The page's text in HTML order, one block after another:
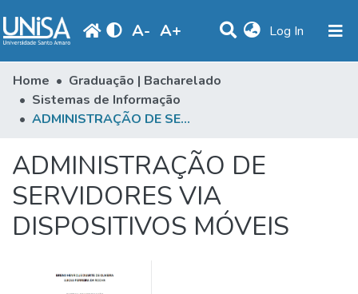
A- A+ Log In (current)
Statistics
Communities & Collections
Produção Docente
Library
Periodicals
Home
Graduação | Bacharelado
Sistemas de Informação
ADMINISTRAÇÃO DE SERVIDORES VIA DISPOSITIVOS MÓVEIS
ADMINISTRAÇÃO DE
SERVIDORES VIA
DISPOSITIVOS MÓVEIS